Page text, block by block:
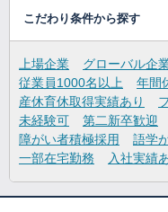
こだわり条件から探す
上場企業 グローバル企
従業員1000名以上
年間
産休育休取得実績あり
未経験可
第二新卒歓迎
障がい者積極採用
語学
一部在宅勤務
入社実績